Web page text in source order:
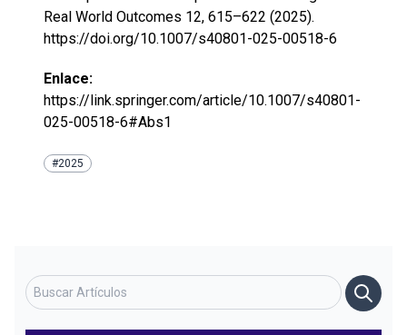
Real World Outcomes 12, 615–622 (2025).
https://doi.org/10.1007/s40801-025-00518-6
Enlace:
https://link.springer.com/article/10.1007/s40801-
025-00518-6#Abs1
#2025